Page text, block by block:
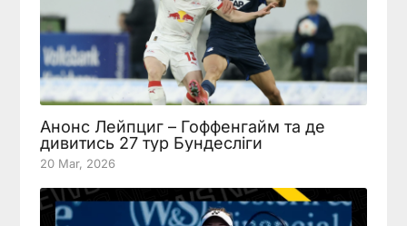
Анонс Лейпциг – Гоффенгайм та де
дивитись 27 тур Бундесліги
20 Mar, 2026